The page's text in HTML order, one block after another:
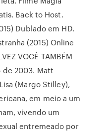
Back to Host.
Dublado em HD.
(2015) Online
VOCÊ TAMBÉM
de 2003. Matt
(Margo Stilley),
em meio a um
vivendo um
entremeado por